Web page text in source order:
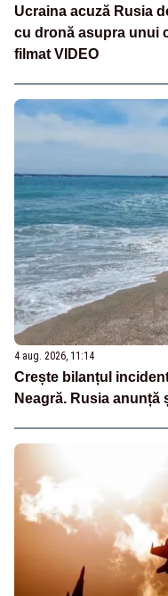
Ucraina acuză Rusia
cu dronă asupra unui
filmat VIDEO
4 aug. 2026, 11:14
Crește bilanțul
Neagră. Rusia anunță